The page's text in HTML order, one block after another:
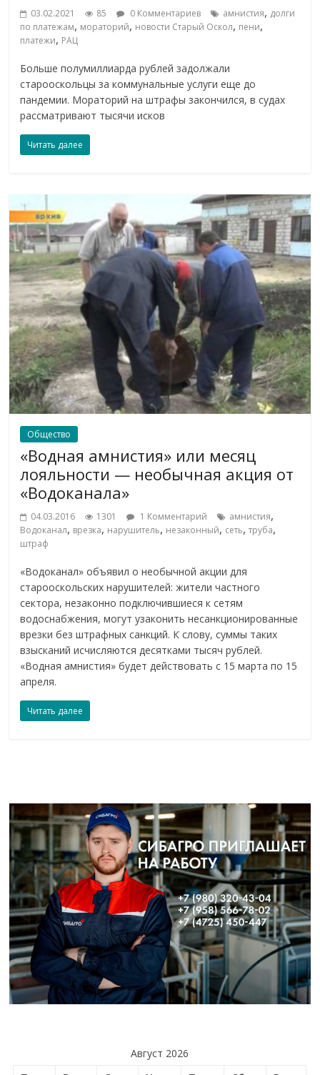
03.02.2021 85 0 Комментариев амнистия, долги
по платежам, мораторий, новости Старый Оскол, пени,
платежи, РАЦ
Больше полумиллиарда рублей задолжали
старооскольцы за коммунальные услуги еще до
пандемии. Мораторий на штрафы закончился, в судах
рассматривают тысячи исков
Читать далее
Общество
«Водная амнистия» или месяц
лояльности — необычная акция от
«Водоканала»
04.03.2016 1301 1 Комментарий амнистия,
Водоканал, врезка, нарушитель, незаконный, сеть,труба,
штраф
«Водоканал» объявил о необычной акции для
старооскольских нарушителей: жители частного
сектора, незаконно подключившиеся к сетям
водоснабжения, могут узаконить несанкционированные
врезки без штрафных санкций. К слову, суммы таких
взысканий исчисляются десятками тысяч рублей.
«Водная амнистия» будет действовать с 15 марта по 15
апреля.
Читать далее
Август 2026